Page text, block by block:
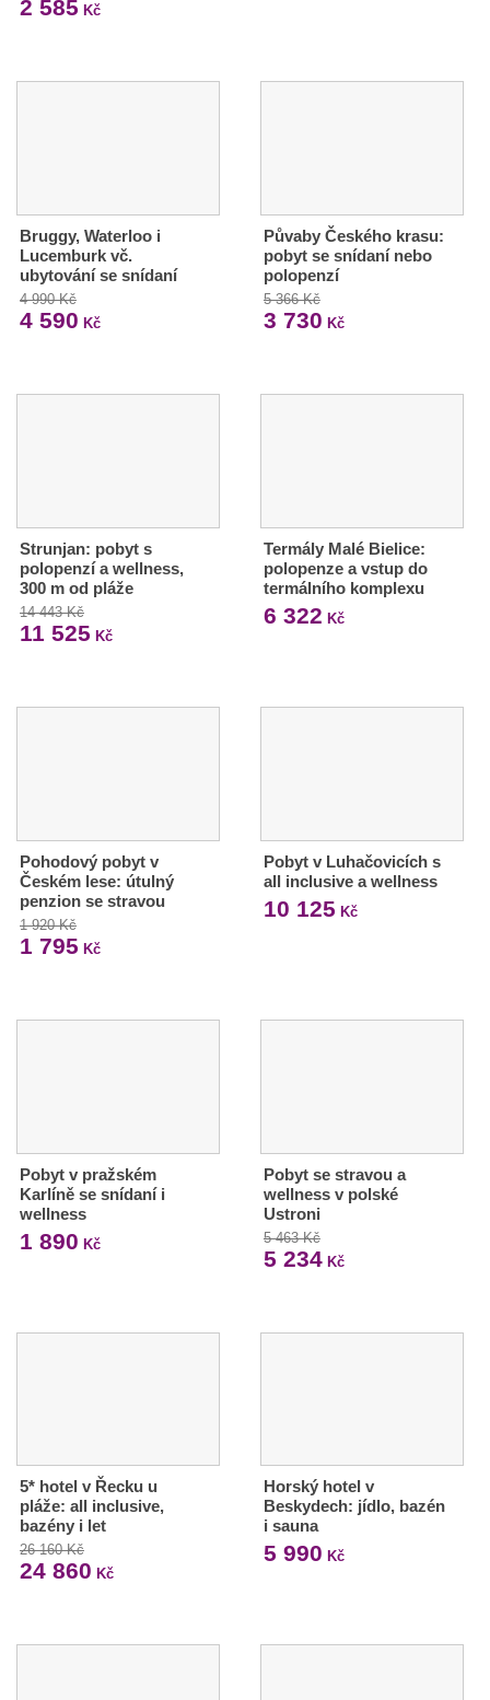
2 585 Kč
Bruggy, Waterloo i
Lucemburk vč.
ubytování se snídaní
4 990 Kč
4 590 Kč
Půvaby Českého krasu:
pobyt se snídaní nebo
polopenzí
5 366 Kč
3 730 Kč
Strunjan: pobyt s
polopenzí a wellness,
300 m od pláže
14 443 Kč
11 525 Kč
Termály Malé Bielice:
polopenze a vstup do
termálního komplexu
6 322 Kč
Pohodový pobyt v
Českém lese: útulný
penzion se stravou
1 920 Kč
1 795 Kč
Pobyt v Luhačovicích s
all inclusive a wellness
10 125 Kč
Pobyt v pražském
Karlíně se snídaní i
wellness
1 890 Kč
Pobyt se stravou a
wellness v polské
Ustroni
5 463 Kč
5 234Kč
5* hotel v Řecku u
pláže: all inclusive,
bazény i let
26 160 Kč
24 860 Kč
Horský hotel v
Beskydech: jídlo, bazén
i sauna
5 990 Kč